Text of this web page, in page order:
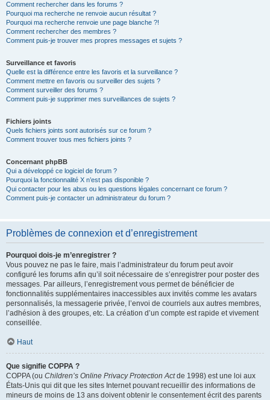
Comment rechercher dans les forums ?
Pourquoi ma recherche ne renvoie aucun résultat ?
Pourquoi ma recherche renvoie une page blanche ?!
Comment rechercher des membres ?
Comment puis-je trouver mes propres messages et sujets ?
Surveillance et favoris
Quelle est la différence entre les favoris et la surveillance ?
Comment mettre en favoris ou surveiller des sujets ?
Comment surveiller des forums ?
Comment puis-je supprimer mes surveillances de sujets ?
Fichiers joints
Quels fichiers joints sont autorisés sur ce forum ?
Comment trouver tous mes fichiers joints ?
Concernant phpBB
Qui a développé ce logiciel de forum ?
Pourquoi la fonctionnalité X n’est pas disponible ?
Qui contacter pour les abus ou les questions légales concernant ce forum ?
Comment puis-je contacter un administrateur du forum ?
Problèmes de connexion et d’enregistrement
Pourquoi dois-je m’enregistrer ?
Vous pouvez ne pas le faire, mais l’administrateur du forum peut avoir
configuré les forums afin qu’il soit nécessaire de s’enregistrer pour poster des
messages. Par ailleurs, l’enregistrement vous permet de bénéficier de
fonctionnalités supplémentaires inaccessibles aux invités comme les avatars
personnalisés, la messagerie privée, l’envoi de courriels aux autres membres,
l’adhésion à des groupes, etc. La création d’un compte est rapide et vivement
conseillée.
Haut
Que signifie COPPA ?
COPPA (ou Children’s Online Privacy Protection Actde 1998) est une loi aux
États-Unis qui dit que les sites Internet pouvant recueillir des informations de
mineurs de moins de 13 ans doivent obtenir le consentement écrit des parents